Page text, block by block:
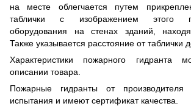
на месте облегчается путем
таблички с изображением этого
оборудования на стенах зданий,
Также указывается расстояние от таблички
Характеристики пожарного гидранта
описании товара.
Пожарные гидранты от производителя
испытания и имеют сертификат качества.